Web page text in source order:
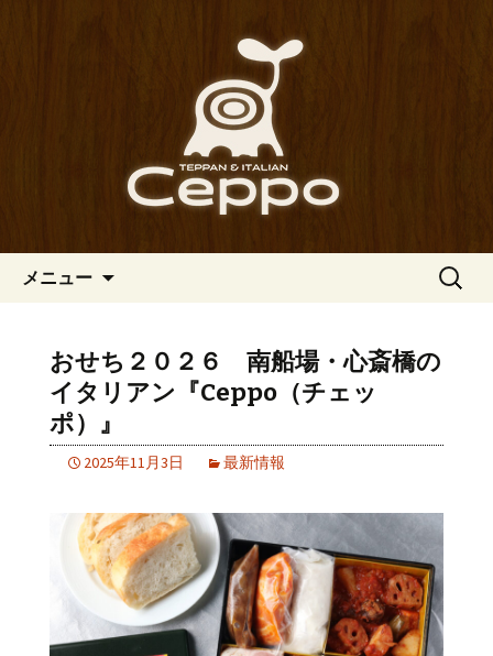
南船場・心斎橋のイタリアン
「Ceppo（チェッポ）」の公式
イタリアン「Ceppo（チェッポ）」。
さまざまなパスタや讃岐オリーブ牛の
ステーキのほか、バルメニューも豊富
にご用意。デートにも一人飲みのお客
様にもぴったりです。
メニュー
検
おせち２０２６ 南船場・心斎橋の
イタリアン『Ceppo（チェッ
ポ）』
2025年11月3日 最新情報